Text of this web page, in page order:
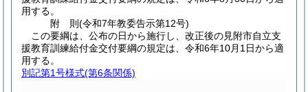
用する。
附 則(令和7年教委告示第12号)
この要綱は、公布の日から施行し、改正後の見附市自立支
援教育訓練給付金交付要綱の規定は、令和6年10月1日から適
用する。
別記第1号様式(第6条関係)